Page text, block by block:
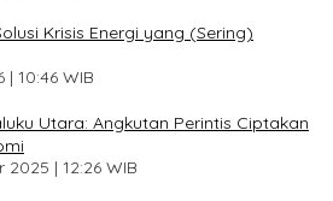
Krisis Energi yang (Sering)
| 10:46 WIB
Utara: Angkutan Perintis Ciptakan
| 12:26 WIB